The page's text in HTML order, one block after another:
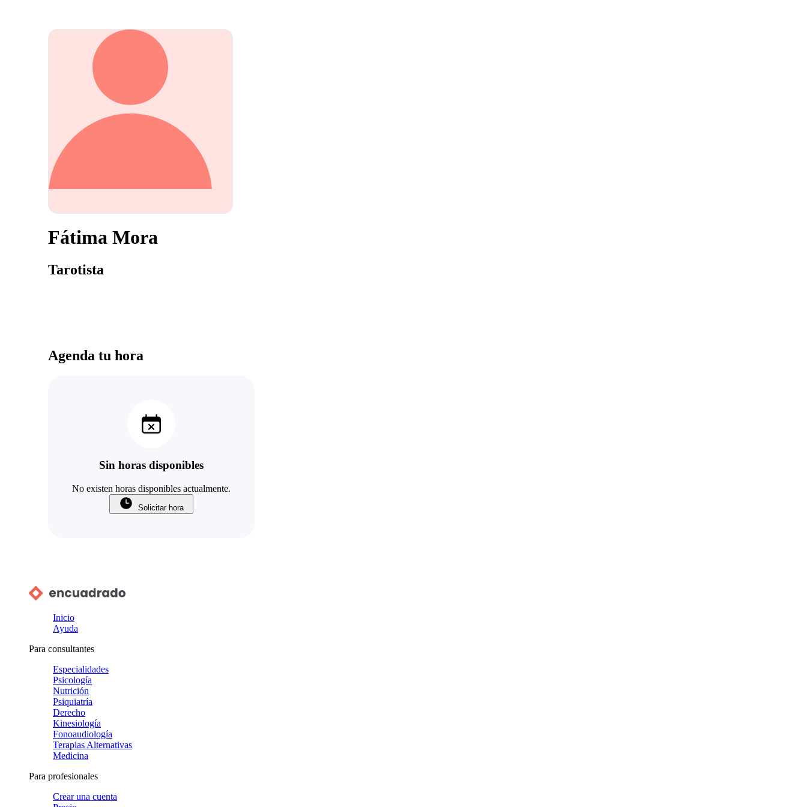
Fátima Mora
Tarotista
Agenda tu hora
Sin horas disponibles
No existen horas disponibles actualmente.
Solicitar hora
Inicio
Ayuda
Para consultantes
Especialidades
Psicología
Nutrición
Psiquiatría
Derecho
Kinesiología
Fonoaudiología
Terapias Alternativas
Medicina
Para profesionales
Crear una cuenta